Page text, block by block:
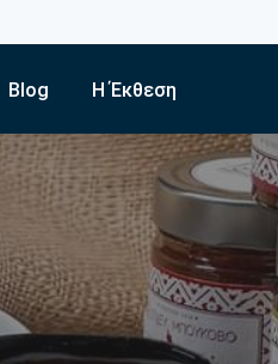
Blog Η Έκθεση